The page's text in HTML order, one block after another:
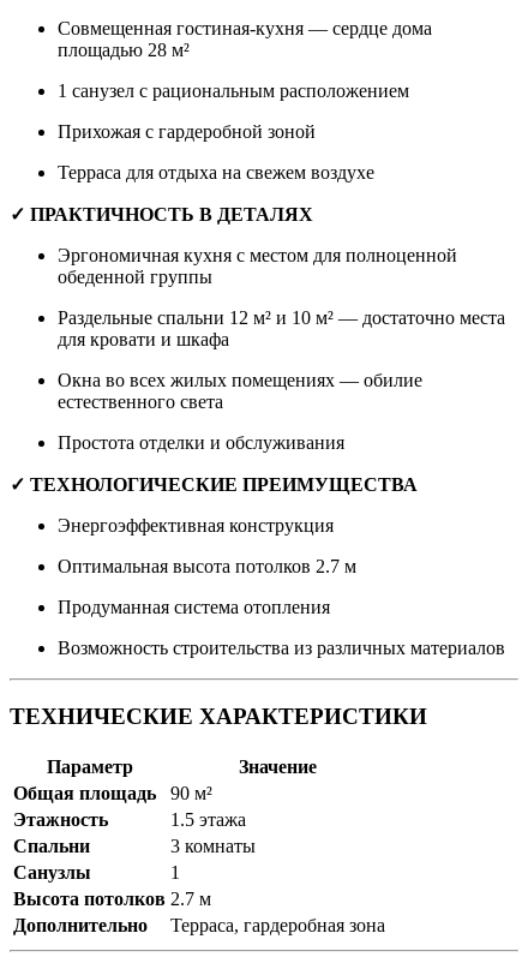
Совмещенная гостиная-кухня — сердце дома
площадью 28 м²
1 санузел с рациональным расположением
Прихожая с гардеробной зоной
Терраса для отдыха на свежем воздухе
✓ ПРАКТИЧНОСТЬ В ДЕТАЛЯХ
Эргономичная кухня с местом для полноценной
обеденной группы
Раздельные спальни 12 м² и 10 м² — достаточно места
для кровати и шкафа
Окна во всех жилых помещениях — обилие
естественного света
Простота отделки и обслуживания
✓ ТЕХНОЛОГИЧЕСКИЕ ПРЕИМУЩЕСТВА
Энергоэффективная конструкция
Оптимальная высота потолков 2.7 м
Продуманная система отопления
Возможность строительства из различных материалов
ТЕХНИЧЕСКИЕ ХАРАКТЕРИСТИКИ
Параметр
Значение
Общая площадь
90 м²
Этажность
1.5 этажа
Спальни
3 комнаты
Санузлы
1
Высота потолков 2.7 м
Дополнительно
Терраса, гардеробная зона